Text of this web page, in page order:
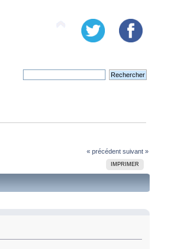
« précédent suivant »
IMPRIMER